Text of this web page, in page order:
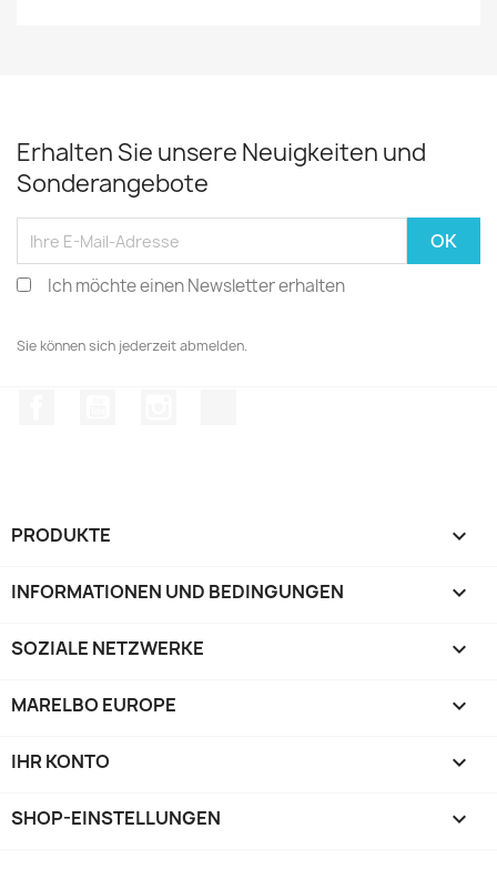
Erhalten Sie unsere Neuigkeiten und
Sonderangebote
Ich möchte einen Newsletter erhalten
Sie können sich jederzeit abmelden.
PRODUKTE 
INFORMATIONEN UND BEDINGUNGEN 
SOZIALE NETZWERKE 
MARELBO EUROPE 
IHR KONTO 
SHOP-EINSTELLUNGEN keyboard_arrow_down